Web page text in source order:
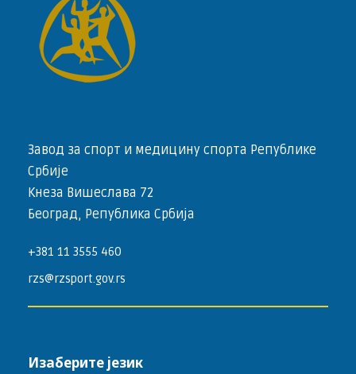
Завод за спорт и медицину спорта Републике
Србије
Кнеза Вишеслава 72
Београд, Република Србија
+381 11 3555 460
rzs@rzsport.gov.rs
Изаберите језик